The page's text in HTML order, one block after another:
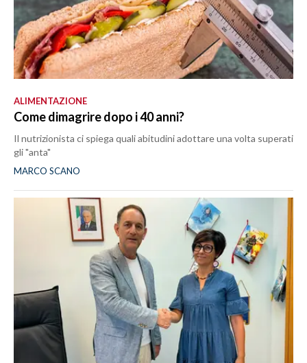
ALIMENTAZIONE
Come dimagrire dopo i 40 anni?
Il nutrizionista ci spiega quali abitudini adottare una volta superati
gli "anta"
MARCO SCANO